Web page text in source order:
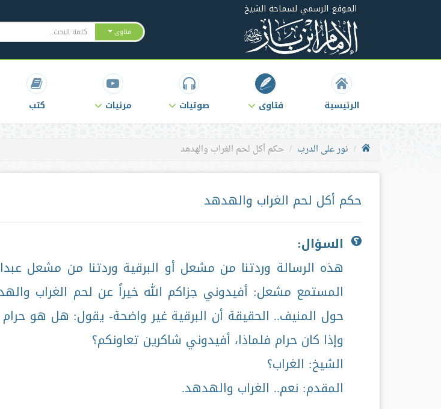
الموقع الرسمي لسماحة الشيخ
فتاوى
الرئيسية فتاوى صوتيات مرئيات كتب
نور على الدرب حكم أكل لحم الغراب والهدهد
حكم أكل لحم الغراب والهدهد
السؤال:
هذه الرسالة وردتنا من مشعل أو البرقية وردتنا من مشعل
المستمع مشعل: أفيدوني جزاكم الله خيراً عن لحم الغراب
حول المنيف.. الحقيقة أن البرقية غير واضحة- يقول: هل هو
وإذا كان حرام فلماذا، أفيدوني شاكرين تعاونكم؟
الشيخ: الغراب؟
المقدم: نعم.. الغراب والهدهد.